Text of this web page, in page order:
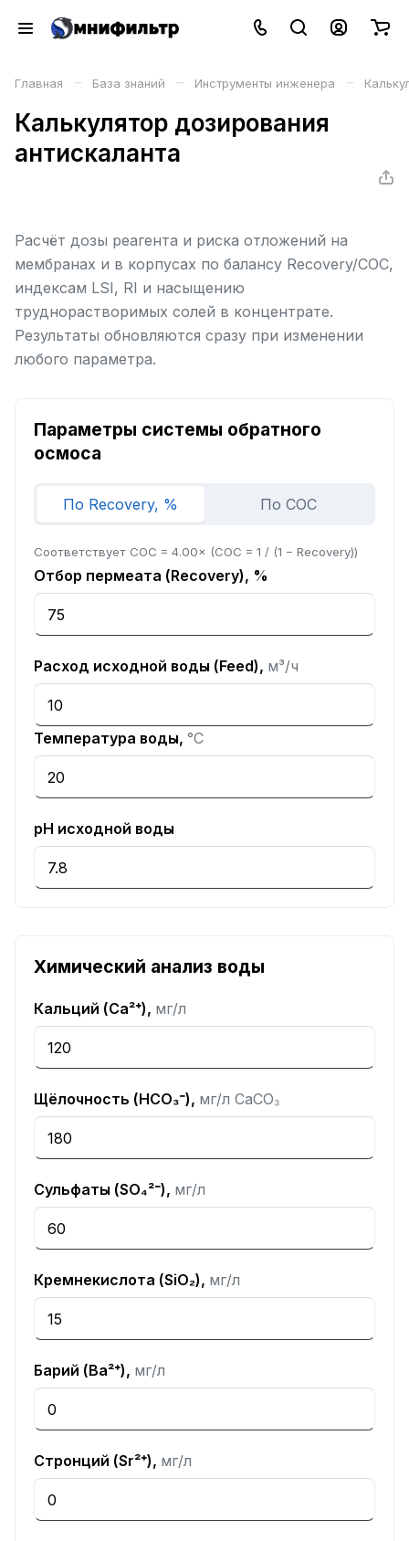
Главная – База знаний – Инструменты инженера –
Калькулятор дозирования
антискаланта
Расчёт дозы реагента и риска отложений на
мембранах и в корпусах по балансу Recovery/COC,
индексам LSI, RI и насыщению
труднорастворимых солей в концентрате.
Результаты обновляются сразу при изменении
любого параметра.
Параметры системы обратного
осмоса
По Recovery, % По COC
Соответствует COC = 4.00× (COC = 1 / (1 − Recovery))
Отбор пермеата (Recovery), %
Расход исходной воды (Feed), м³/ч
Температура воды, °C
pH исходной воды
Химический анализ воды
Кальций (Ca²⁺), мг/л
Щёлочность (HCO₃⁻), мг/л CaCO₃
Сульфаты (SO₄²⁻), мг/л
Кремнекислота (SiO₂), мг/л
Барий (Ba²⁺), мг/л
Стронций (Sr²⁺), мг/л